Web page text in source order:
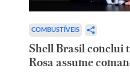
COMBUSTÍVEIS
Shell Brasil conclui
Rosa assume